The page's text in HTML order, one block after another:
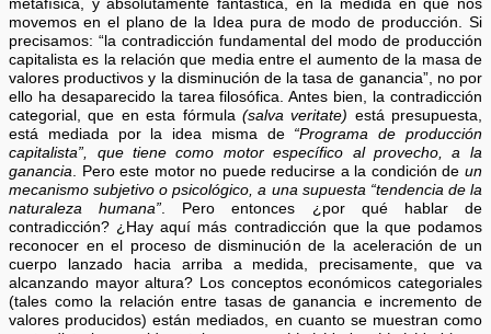
metafísica, y absolutamente fantástica, en la medida en que nos
movemos en el plano de la Idea pura de modo de producción. Si
precisamos: “la contradicción fundamental del modo de producción
capitalista es la relación que media entre el aumento de la masa de
valores productivos y la disminución de la tasa de ganancia”, no por
ello ha desaparecido la tarea filosófica. Antes bien, la contradicción
categorial, que en esta fórmula (salva veritate) está presupuesta,
está mediada por la idea misma de “Programa de producción
capitalista”, que tiene como motor específico al provecho, a la
ganancia. Pero este motor no puede reducirse a la condición de un
mecanismo subjetivo o psicológico, a una supuesta “tendencia de la
naturaleza humana”. Pero entonces ¿por qué hablar de
contradicción? ¿Hay aquí más contradicción que la que podamos
reconocer en el proceso de disminución de la aceleración de un
cuerpo lanzado hacia arriba a medida, precisamente, que va
alcanzando mayor altura? Los conceptos económicos categoriales
(tales como la relación entre tasas de ganancia e incremento de
valores producidos) están mediados, en cuanto se muestran como